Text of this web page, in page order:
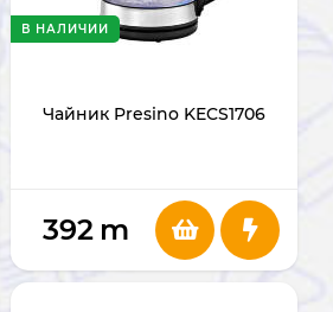
Чайник Presino KECS1706
В НАЛИЧИИ
392 m